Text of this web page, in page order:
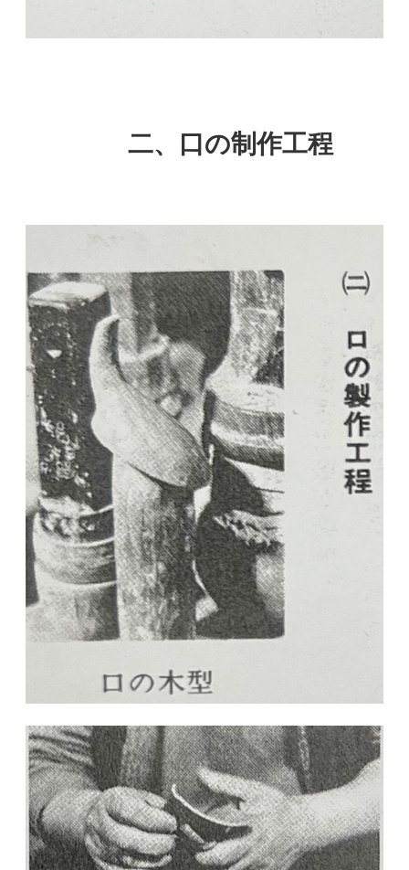
二、口の制作工程